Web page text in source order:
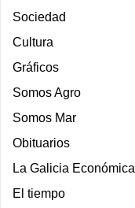
Sociedad
Cultura
Gráficos
Somos Agro
Somos Mar
Obituarios
La Galicia Económica
El tiempo